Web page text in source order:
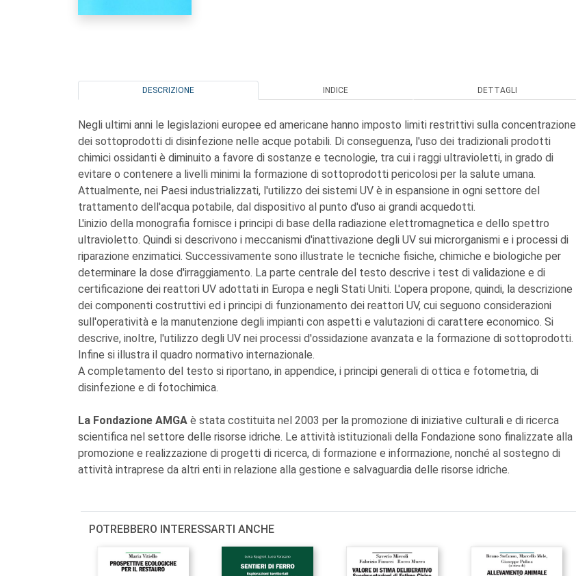
DESCRIZIONE INDICE DETTAGLI
Negli ultimi anni le legislazioni europee ed americane hanno imposto limiti restrittivi sulla concentrazione
dei sottoprodotti di disinfezione nelle acque potabili. Di conseguenza, l'uso dei tradizionali prodotti
chimici ossidanti è diminuito a favore di sostanze e tecnologie, tra cui i raggi ultravioletti, in grado di
evitare o contenere a livelli minimi la formazione di sottoprodotti pericolosi per la salute umana.
Attualmente, nei Paesi industrializzati, l'utilizzo dei sistemi UV è in espansione in ogni settore del
trattamento dell'acqua potabile, dal dispositivo al punto d'uso ai grandi acquedotti.
L'inizio della monografia fornisce i principi di base della radiazione elettromagnetica e dello spettro
ultravioletto. Quindi si descrivono i meccanismi d'inattivazione degli UV sui microrganismi e i processi di
riparazione enzimatici. Successivamente sono illustrate le tecniche fisiche, chimiche e biologiche per
determinare la dose d'irraggiamento. La parte centrale del testo descrive i test di validazione e di
certificazione dei reattori UV adottati in Europa e negli Stati Uniti. L'opera propone, quindi, la descrizione
dei componenti costruttivi ed i principi di funzionamento dei reattori UV, cui seguono considerazioni
sull'operatività e la manutenzione degli impianti con aspetti e valutazioni di carattere economico. Si
descrive, inoltre, l'utilizzo degli UV nei processi d'ossidazione avanzata e la formazione di sottoprodotti.
Infine si illustra il quadro normativo internazionale.
A completamento del testo si riportano, in appendice, i principi generali di ottica e fotometria, di
disinfezione e di fotochimica.
La Fondazione AMGA è stata costituita nel 2003 per la promozione di iniziative culturali e di ricerca
scientifica nel settore delle risorse idriche. Le attività istituzionali della Fondazione sono finalizzate alla
promozione e realizzazione di progetti di ricerca, di formazione e informazione, nonché al sostegno di
attività intraprese da altri enti in relazione alla gestione e salvaguardia delle risorse idriche.
POTREBBERO INTERESSARTI ANCHE